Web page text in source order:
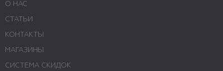
О НАС
СТАТЬИ
КОНТАКТЫ
МАГАЗИНЫ
СИСТЕМА СКИДОК